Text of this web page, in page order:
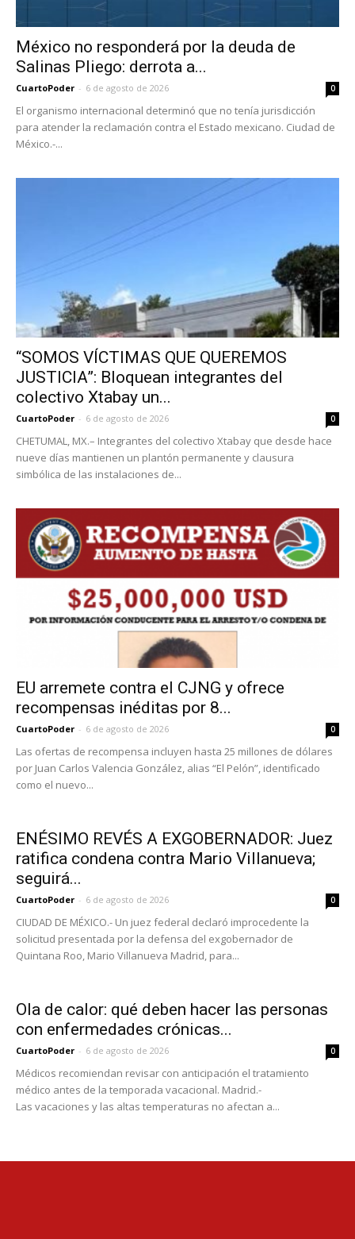
México no responderá por la deuda de
Salinas Pliego: derrota a...
CuartoPoder - 6 de agosto de 2026 0
El organismo internacional determinó que no tenía jurisdicción
para atender la reclamación contra el Estado mexicano. Ciudad de
México.-...
“SOMOS VÍCTIMAS QUE QUEREMOS
JUSTICIA”: Bloquean integrantes del
colectivo Xtabay un...
CuartoPoder - 6 de agosto de 2026 0
CHETUMAL, MX.– Integrantes del colectivo Xtabay que desde hace
nueve días mantienen un plantón permanente y clausura
simbólica de las instalaciones de...
EU arremete contra el CJNG y ofrece
recompensas inéditas por 8...
CuartoPoder - 6 de agosto de 2026 0
Las ofertas de recompensa incluyen hasta 25 millones de dólares
por Juan Carlos Valencia González, alias “El Pelón”, identificado
como el nuevo...
ENÉSIMO REVÉS A EXGOBERNADOR: Juez
ratifica condena contra Mario Villanueva;
seguirá...
CuartoPoder - 6 de agosto de 2026 0
CIUDAD DE MÉXICO.- Un juez federal declaró improcedente la
solicitud presentada por la defensa del exgobernador de
Quintana Roo, Mario Villanueva Madrid, para...
Ola de calor: qué deben hacer las personas
con enfermedades crónicas...
CuartoPoder - 6 de agosto de 2026 0
Médicos recomiendan revisar con anticipación el tratamiento
médico antes de la temporada vacacional. Madrid.-
Las vacaciones y las altas temperaturas no afectan a...